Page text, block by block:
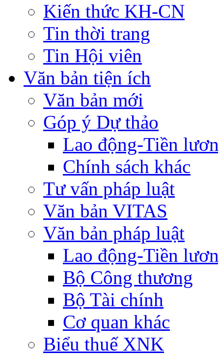
Kiến thức KH-CN
Tin thời trang
Tin Hội viên
Văn bản tiện ích
Văn bản mới
Góp ý Dự thảo
Lao động-Tiền
Chính sách khác
Tư vấn pháp luật
Văn bản VITAS
Văn bản pháp luật
Lao động-Tiền
Bộ Công thương
Bộ Tài chính
Cơ quan khác
Biểu thuế XNK